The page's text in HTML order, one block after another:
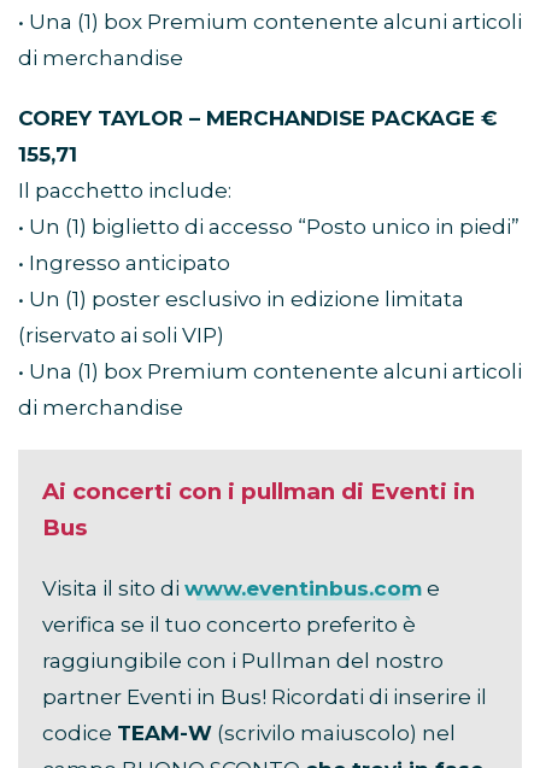
• Una (1) box Premium contenente alcuni articoli
di merchandise
COREY TAYLOR – MERCHANDISE PACKAGE €
155,71
Il pacchetto include:
• Un (1) biglietto di accesso “Posto unico in piedi”
• Ingresso anticipato
• Un (1) poster esclusivo in edizione limitata
(riservato ai soli VIP)
• Una (1) box Premium contenente alcuni articoli
di merchandise
Ai concerti con i pullman di Eventi in
Bus
Visita il sito di www.eventinbus.com e
verifica se il tuo concerto preferito è
raggiungibile con i Pullman del nostro
partner Eventi in Bus! Ricordati di inserire il
codice TEAM-W (scrivilo maiuscolo) nel